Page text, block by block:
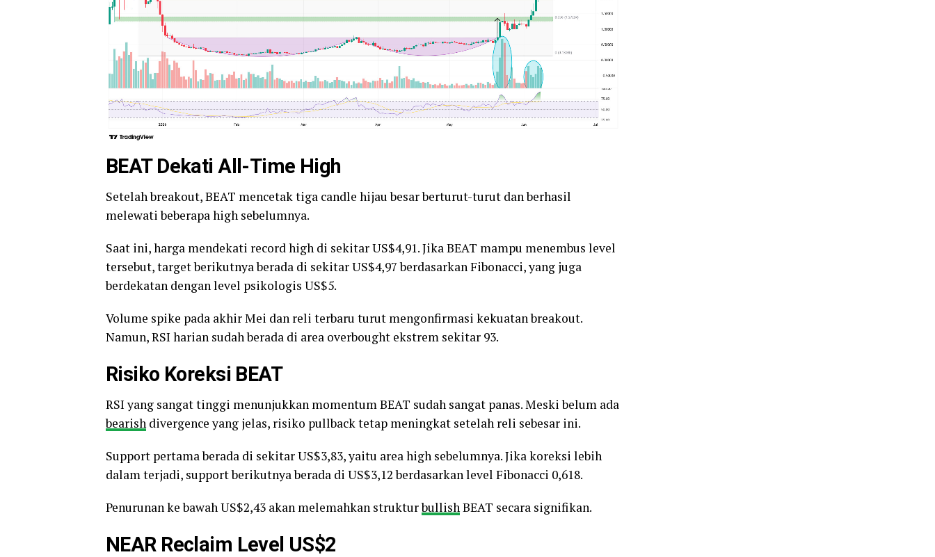
BEAT Dekati All-Time High
Setelah breakout, BEAT mencetak tiga candle hijau besar berturut-turut dan berhasil
melewati beberapa high sebelumnya.
Saat ini, harga mendekati record high di sekitar US$4,91. Jika BEAT mampu menembus level
tersebut, target berikutnya berada di sekitar US$4,97 berdasarkan Fibonacci, yang juga
berdekatan dengan level psikologis US$5.
Volume spike pada akhir Mei dan reli terbaru turut mengonfirmasi kekuatan breakout.
Namun, RSI harian sudah berada di area overbought ekstrem sekitar 93.
Risiko Koreksi BEAT
RSI yang sangat tinggi menunjukkan momentum BEAT sudah sangat panas. Meski belum ada
bearish divergence yang jelas, risiko pullback tetap meningkat setelah reli sebesar ini.
Support pertama berada di sekitar US$3,83, yaitu area high sebelumnya. Jika koreksi lebih
dalam terjadi, support berikutnya berada di US$3,12 berdasarkan level Fibonacci 0,618.
Penurunan ke bawah US$2,43 akan melemahkan strukturbullishBEAT secara signifikan.
NEAR Reclaim Level US$2